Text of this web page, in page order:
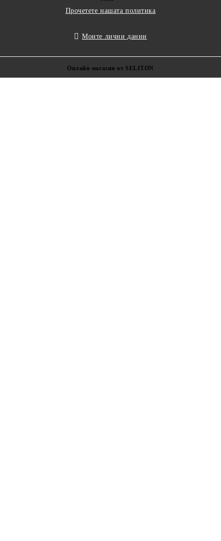
Прочетете нашата политика
Моите лични данни
Онлайн магазин от SELITON